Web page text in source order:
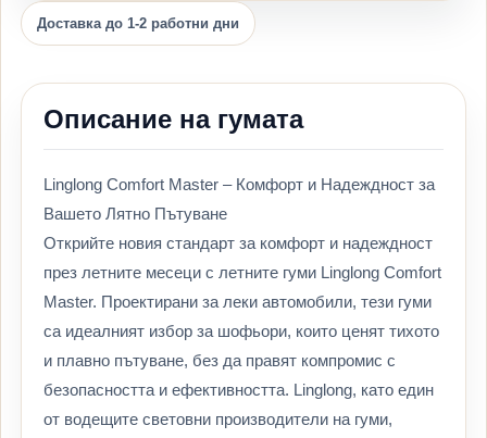
Доставка до 1-2 работни дни
Описание на гумата
Linglong Comfort Master – Комфорт и Надеждност за
Вашето Лятно Пътуване
Открийте новия стандарт за комфорт и надеждност
през летните месеци с летните гуми Linglong Comfort
Master. Проектирани за леки автомобили, тези гуми
са идеалният избор за шофьори, които ценят тихото
и плавно пътуване, без да правят компромис с
безопасността и ефективността. Linglong, като един
от водещите световни производители на гуми,